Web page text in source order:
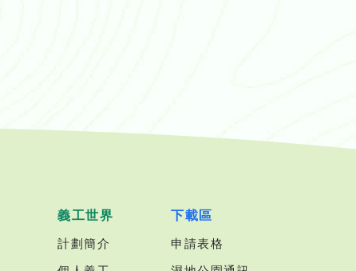
義工世界
計劃簡介
下載區
申請表格